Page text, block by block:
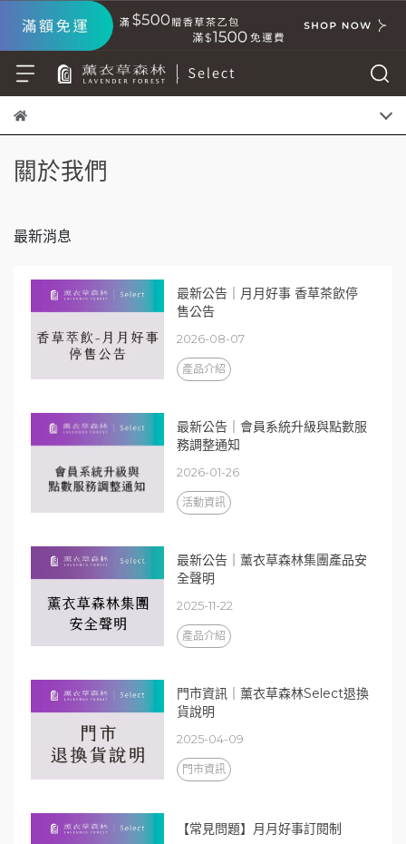
關於我們
最新消息
最新公告｜月月好事 香草茶飲停
售公告
2026-08-07
產品介紹
最新公告｜會員系統升級與點數服
務調整通知
2026-01-26
活動資訊
最新公告｜薰衣草森林集團產品安
全聲明
2025-11-22
產品介紹
門市資訊｜薰衣草森林Select退換
貨說明
2025-04-09
門市資訊
【常見問題】月月好事訂閱制